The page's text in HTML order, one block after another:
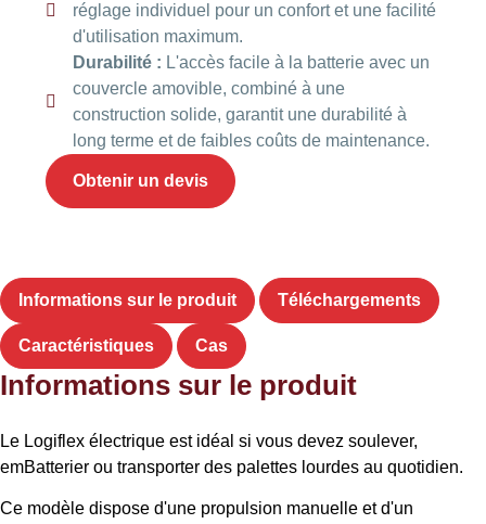
réglage individuel pour un confort et une facilité
d'utilisation maximum.
Durabilité : L'accès facile à la batterie avec un
couvercle amovible, combiné à une
construction solide, garantit une durabilité à
long terme et de faibles coûts de maintenance.
Obtenir un devis
Informations sur le produit Téléchargements
Caractéristiques Cas
Informations sur le produit
Le Logiflex électrique est idéal si vous devez soulever,
emBatterier ou transporter des palettes lourdes au quotidien.
Ce modèle dispose d'une propulsion manuelle et d'un